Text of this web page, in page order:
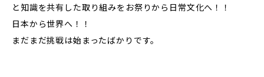
と知識を共有した取り組みをお祭りから日常文化へ！！
日本から世界へ！！
まだまだ挑戦は始まったばかりです。